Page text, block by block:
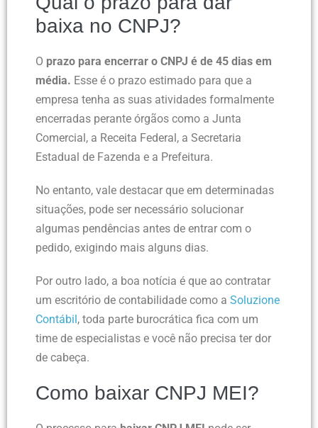
baixa no CNPJ?
O prazo para encerrar o CNPJ é de 45 dias em
média. Esse é o prazo estimado para que a
empresa tenha as suas atividades formalmente
encerradas perante órgãos como a Junta
Comercial, a Receita Federal, a Secretaria
Estadual de Fazenda e a Prefeitura.
No entanto, vale destacar que em determinadas
situações, pode ser necessário solucionar
algumas pendências antes de entrar com o
pedido, exigindo mais alguns dias.
Por outro lado, a boa notícia é que ao contratar
um escritório de contabilidade como a Soluzione
Contábil , toda parte burocrática fica com um
time de especialistas e você não precisa ter dor
de cabeça.
Como baixar CNPJ MEI?